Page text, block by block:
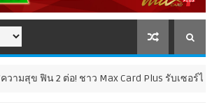
2 ต่อ! ชาว Max Card Plus รับเซอร์ไพรส์คุ้ม 2